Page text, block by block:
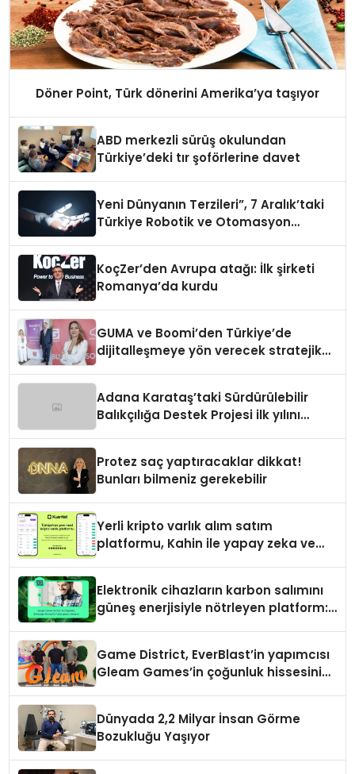
Döner Point, Türk dönerini Amerika’ya taşıyor
ABD merkezli sürüş okulundan
Türkiye’deki tır şoförlerine davet
Yeni Dünyanın Terzileri”, 7 Aralık’taki
Türkiye Robotik ve Otomasyon
KoçZer’den Avrupa atağı: İlk şirketi
Romanya’da kurdu
GUMA ve Boomi’den Türkiye’de
dijitalleşmeye yön verecek stratejik
Adana Karataş’taki Sürdürülebilir
Balıkçılığa Destek Projesi ilk yılını
Protez saç yaptıracaklar dikkat!
Bunları bilmeniz gerekebilir
Yerli kripto varlık alım satım
platformu, Kahin ile yapay zeka ve
Elektronik cihazların karbon salımını
güneş enerjisiyle nötrleyen platform:
Game District, EverBlast’in yapımcısı
Gleam Games’in çoğunluk hissesini
Dünyada 2,2 Milyar İnsan Görme
Bozukluğu Yaşıyor